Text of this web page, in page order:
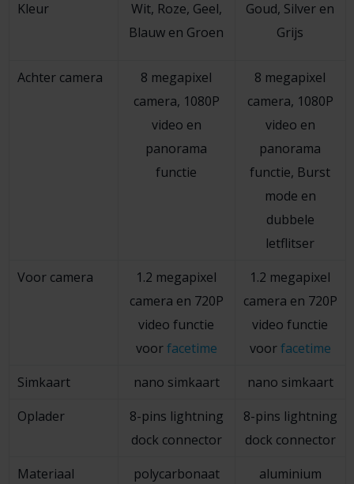
Kleur
Wit, Roze, Geel,
Blauw en Groen
Goud, Silver en
Grijs
Achter camera
8 megapixel
camera, 1080P
video en
panorama
functie
8 megapixel
camera, 1080P
video en
panorama
functie, Burst
mode en
dubbele
letflitser
Voor camera
1.2 megapixel
camera en 720P
video functie
voorfacetime
1.2 megapixel
camera en 720P
video functie
voorfacetime
Simkaart
nano simkaart
nano simkaart
Oplader
8-pins lightning
dock connector
8-pins lightning
dock connector
Materiaal
polycarbonaat
aluminium